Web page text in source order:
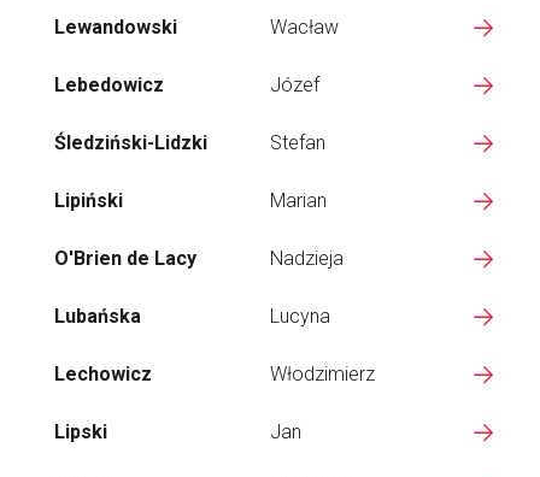
Lewandowski Wacław
Lebedowicz Józef
Śledziński-Lidzki Stefan
Lipiński Marian
O'Brien de Lacy Nadzieja
Lubańska Lucyna
Lechowicz Włodzimierz
Lipski Jan